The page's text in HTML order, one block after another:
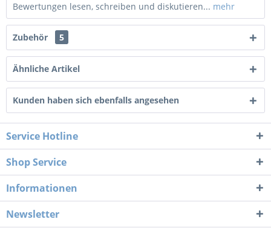
Bewertungen lesen, schreiben und diskutieren... mehr
Zubehör 5
Ähnliche Artikel
Kunden haben sich ebenfalls angesehen
Service Hotline
Shop Service
Informationen
Newsletter